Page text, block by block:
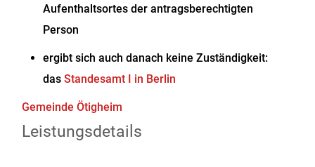
Aufenthaltsortes der antragsberechtigten
Person
ergibt sich auch danach keine Zuständigkeit:
dasStandesamt I in Berlin
Gemeinde Ötigheim
Leistungsdetails